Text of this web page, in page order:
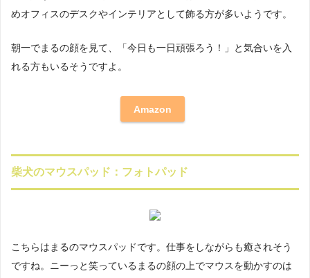
めオフィスのデスクやインテリアとして飾る方が多いようです。
朝一でまるの顔を見て、「今日も一日頑張ろう！」と気合いを入
れる方もいるそうですよ。
Amazon
柴犬のマウスパッド：フォトパッド
こちらはまるのマウスパッドです。仕事をしながらも癒されそう
ですね。ニーっと笑っているまるの顔の上でマウスを動かすのは